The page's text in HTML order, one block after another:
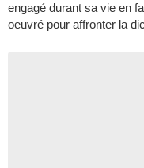
engagé durant sa vie en
oeuvré pour affronter la